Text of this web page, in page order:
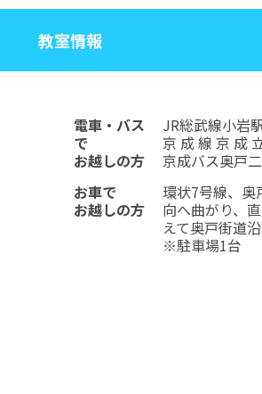
教室情報
電車・バス
で
お越しの方
JR総武線小岩
京 成 線 京 成
京成バス奥戸
お車で
お越しの方
環状7号線、奥
向へ曲がり、
えて奥戸街道
※駐車場1台